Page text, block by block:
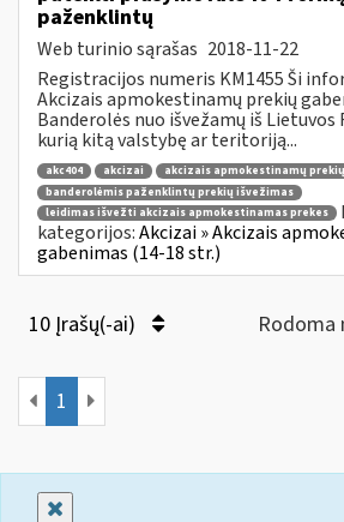
paženklintų
Web turinio sąrašas 2018-11-22
Registracijos numeris KM1455 Ši
Akcizais apmokestinamų prekių
Banderolės nuo išvežamų iš
kurią kitą valstybę ar teritoriją...
akc404 akcizai
akcizais apmokestinamų
banderolėmis paženklintų prekių išvežimas
leidimas išvežti akcizais apmokestinamas prekes
kategorijos:Akcizai » Akcizais
gabenimas (14-18 str.)
10 Įrašų(-ai) Rodoma
1